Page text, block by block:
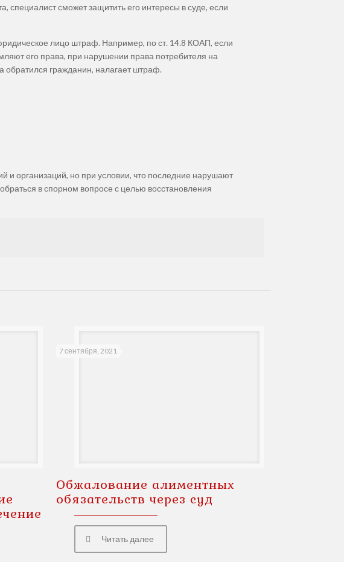
специалист сможет защитить его интересы в суде, если
лицо штраф. Например, по ст. 14.8 КОАП, если
его права, при нарушении права потребителя на
обратился гражданин, налагает штраф.
и организаций, но при условии, что последние нарушают
в спорном вопросе с целью восстановления
7 сентября, 2021
Обжалование алиментных
обязательств через суд
Читать далее